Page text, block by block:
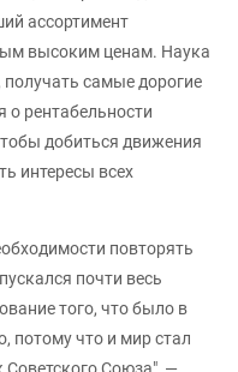
ассортимент
высоким ценам. Наука
получать самые дорогие
о рентабельности
добиться движения
интересы всех
повторять
почти весь
того, что было в
потому что и мир стал